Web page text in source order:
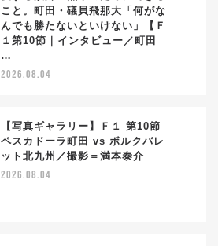
こと。町田・礒貝飛那大「何がな
んでも勝たないといけない」【Ｆ
１第10節｜インタビュー／町田
…
2026.08.04
【写真ギャラリー】Ｆ１ 第10節
ペスカドーラ町田 vs ボルクバレ
ット北九州／撮影＝満本泰介
2026.08.04